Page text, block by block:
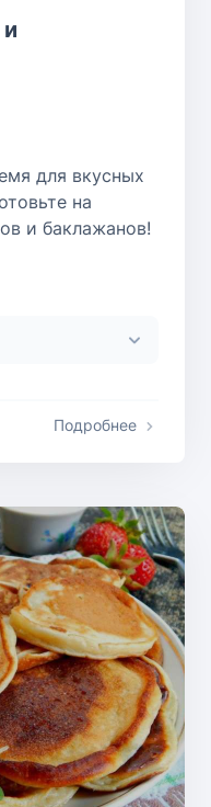
для вкусных
на
и баклажанов!
Подробнее